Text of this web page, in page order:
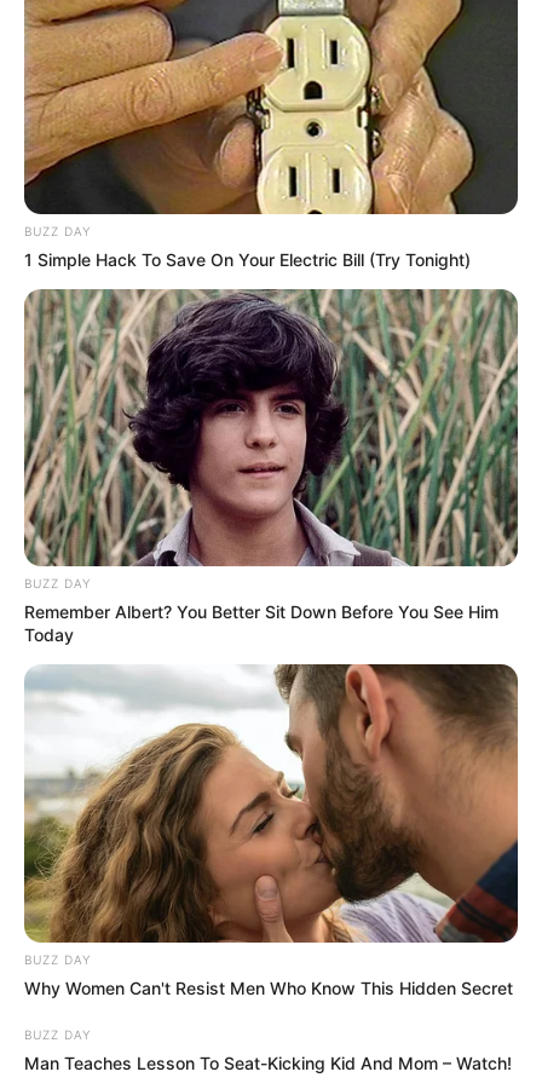
BUZZ DAY
1 Simple Hack To Save On Your Electric Bill (Try Tonight)
BUZZ DAY
Remember Albert? You Better Sit Down Before You See Him
Today
BUZZ DAY
Why Women Can't Resist Men Who Know This Hidden Secret
BUZZ DAY
Man Teaches Lesson To Seat-Kicking Kid And Mom – Watch!